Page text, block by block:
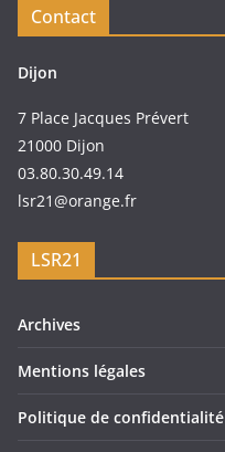
Contact
Dijon
7 Place Jacques Prévert
21000 Dijon
03.80.30.49.14
lsr21@orange.fr
LSR21
Archives
Mentions légales
Politique de confidentialité